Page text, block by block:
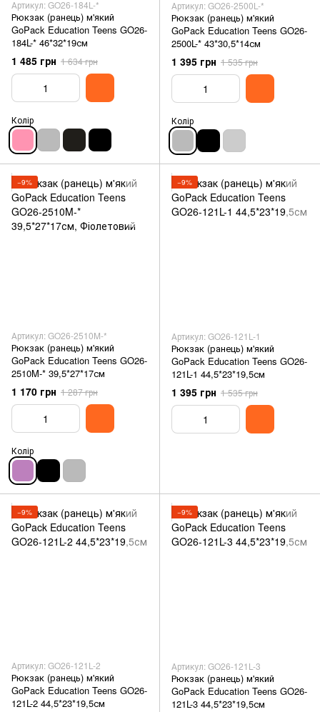
Артикул: GO26-184L-*
Рюкзак (ранець) м'який
GoPack Education Teens GO26-
184L-* 46*32*19см
1 485 грн 1 634 грн
Колір
Артикул: GO26-2500L-*
Рюкзак (ранець) м'який
GoPack Education Teens GO26-
2500L-* 43*30,5*14см
1 395 грн 1 535 грн
Колір
−9%
Артикул: GO26-2510M-*
Рюкзак (ранець) м'який
GoPack Education Teens GO26-
2510M-* 39,5*27*17см
1 170 грн 1 287 грн
Колір
−9%
Артикул: GO26-121L-1
Рюкзак (ранець) м'який
GoPack Education Teens GO26-
121L-1 44,5*23*19,5см
1 395 грн 1 535 грн
−9%
Артикул: GO26-121L-2
Рюкзак (ранець) м'який
GoPack Education Teens GO26-
121L-2 44,5*23*19,5см
−9%
Артикул: GO26-121L-3
Рюкзак (ранець) м'який
GoPack Education Teens GO26-
121L-3 44,5*23*19,5см